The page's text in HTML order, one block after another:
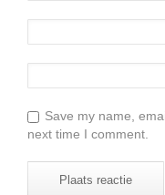
Save my name,
next time I comment.